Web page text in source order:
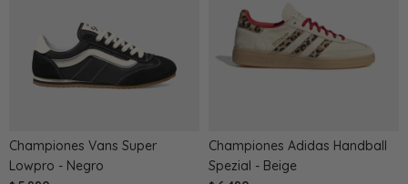
Championes Vans Super
Lowpro - Negro
Championes Adidas Handball
Spezial - Beige